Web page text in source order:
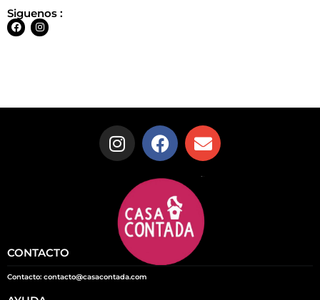
Siguenos :
CONTACTO
Contacto: contacto@casacontada.com